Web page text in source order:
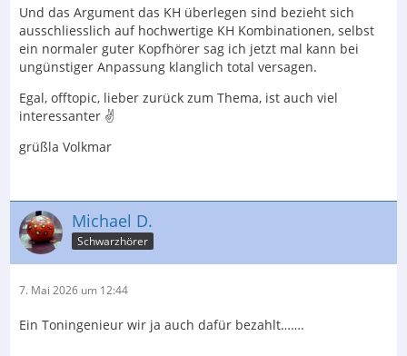
Und das Argument das KH überlegen sind bezieht sich
ausschliesslich auf hochwertige KH Kombinationen, selbst
ein normaler guter Kopfhörer sag ich jetzt mal kann bei
ungünstiger Anpassung klanglich total versagen.
Egal, offtopic, lieber zurück zum Thema, ist auch viel
interessanter ✌️
grüßla Volkmar
Michael D.
Schwarzhörer
7. Mai 2026 um 12:44
Ein Toningenieur wir ja auch dafür bezahlt…….